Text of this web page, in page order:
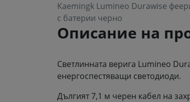
Kaemingk Lumineo Durawise
с батерии черно
Описание на
Светлинната верига Lumineo
енергоспестяващи светодиоди.
Дългият 7,1 м черен кабел на